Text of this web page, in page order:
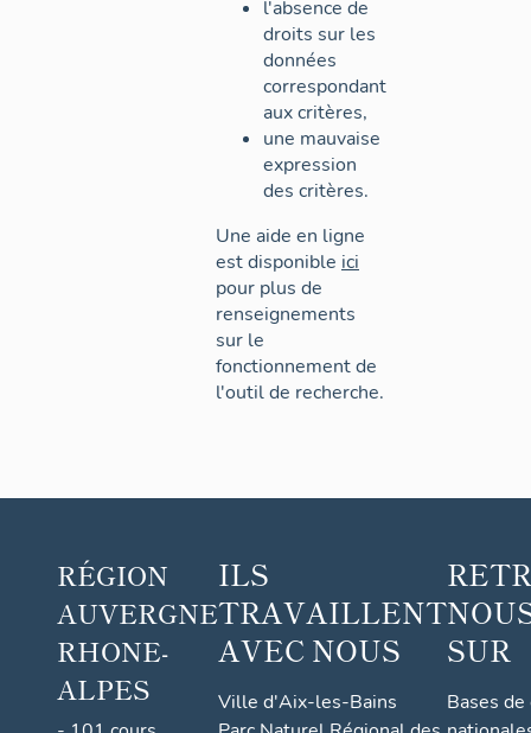
l'absence de
droits sur les
données
correspondant
aux critères,
une mauvaise
expression
des critères.
Une aide en ligne
est disponible ici
pour plus de
renseignements
sur le
fonctionnement de
l'outil de recherche.
RÉGION
AUVERGNE
RHONE-
ALPES
ILS
TRAVAILLENT
AVEC NOUS
Ville d'Aix-les-Bains
SUR
Bases